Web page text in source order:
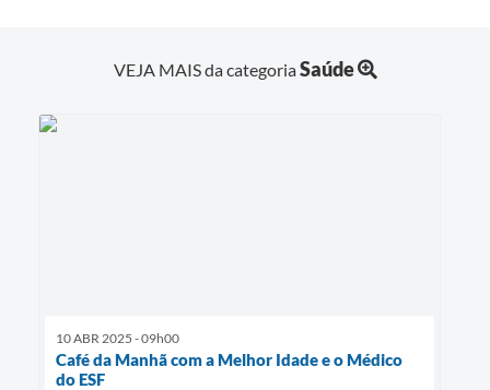
VEJA MAIS da categoriaSaúde
10 ABR 2025 - 09h00
Café da Manhã com a Melhor Idade e o Médico
do ESF